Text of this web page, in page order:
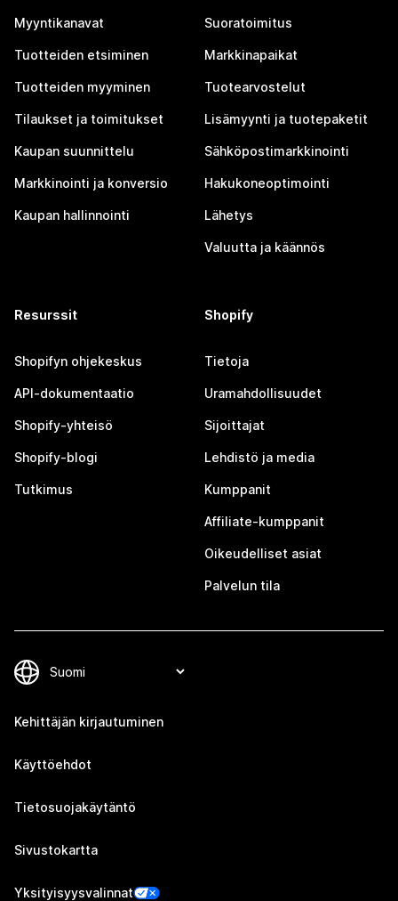
Myyntikanavat
Tuotteiden etsiminen
Tuotteiden myyminen
Tilaukset ja toimitukset
Kaupan suunnittelu
Markkinointi ja konversio
Kaupan hallinnointi
Suoratoimitus
Markkinapaikat
Tuotearvostelut
Lisämyynti ja tuotepaketit
Sähköpostimarkkinointi
Hakukoneoptimointi
Lähetys
Valuutta ja käännös
Resurssit
Shopifyn ohjekeskus
API-dokumentaatio
Shopify-yhteisö
Shopify-blogi
Tutkimus
Shopify
Tietoja
Uramahdollisuudet
Sijoittajat
Lehdistö ja media
Kumppanit
Affiliate-kumppanit
Oikeudelliset asiat
Palvelun tila
Kehittäjän kirjautuminen
Käyttöehdot
Tietosuojakäytäntö
Sivustokartta
Yksityisyysvalinnat